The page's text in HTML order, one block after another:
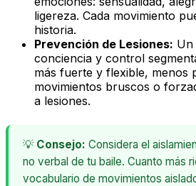
ligereza. Cada movimiento
historia.
Prevención de Lesiones:
conciencia y control
más fuerte y flexible, menos
movimientos bruscos o
a lesiones.
💡 Consejo: Considera el
no verbal de tu baile. Cuanto más
vocabulario de movimientos